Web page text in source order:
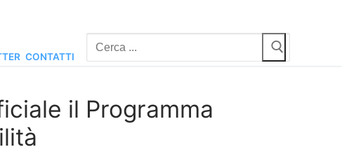
CONTATTI
Cerca:
il Programma